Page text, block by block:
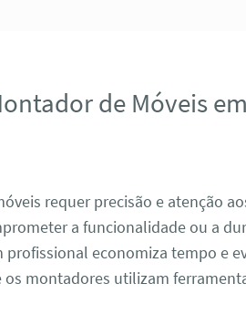
de Móveis
requer precisão e atenção
a funcionalidade ou a
economiza tempo e
montadores utilizam